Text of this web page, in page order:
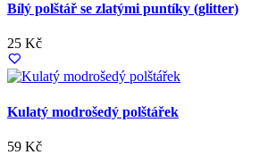
Bílý polštář se zlatými puntíky (glitter)
25 Kč
Kulatý modrošedý polštářek
59 Kč